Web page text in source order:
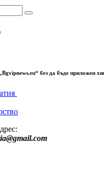
без да бъде приложен